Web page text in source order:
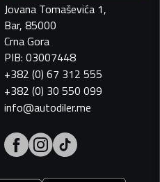
Jovana Tomaševića 1,
Bar, 85000
Crna Gora
PIB: 03007448
+382 (0) 67 312 555
+382 (0) 30 550 099
info@autodiler.me